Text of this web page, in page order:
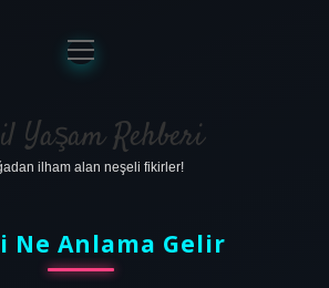
Anasayfa
Gizlilik Politikası
Yasal Uyarı
menüyü
aç
Yaşam Rehberi
ilham alan neşeli fikirler!
Ne Anlama Gelir